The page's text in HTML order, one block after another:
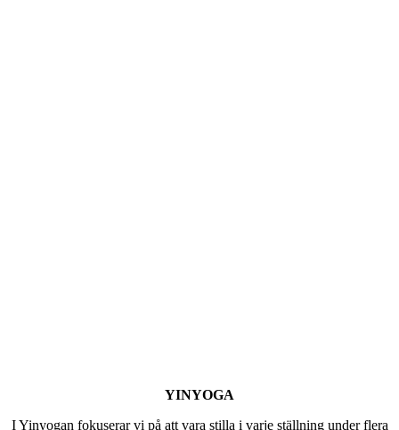
YINYOGA
I Yinyogan fokuserar vi på att vara stilla i varje ställning under flera